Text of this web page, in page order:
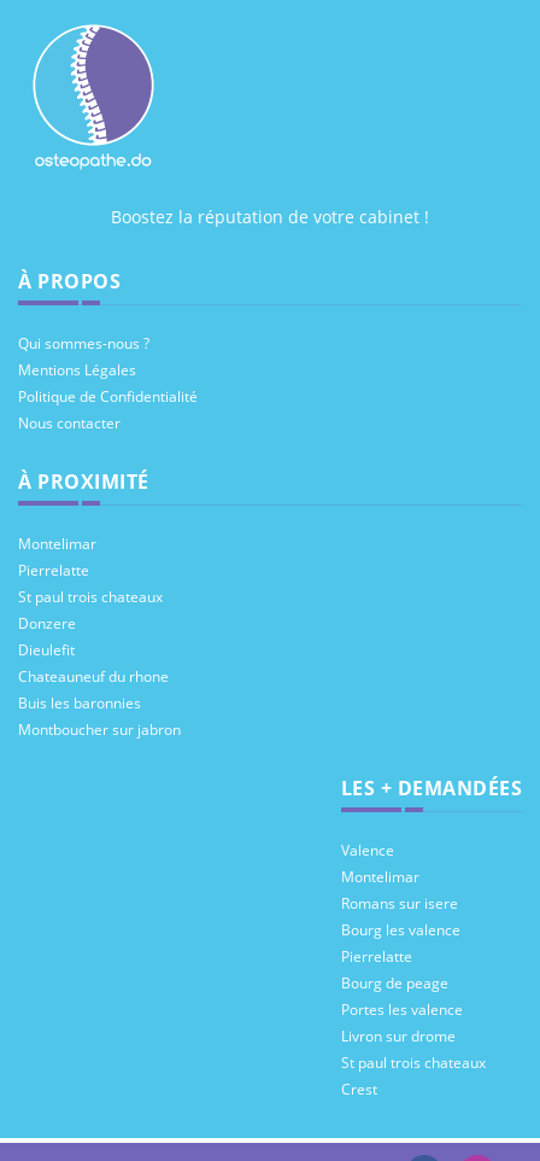
Boostez la réputation de votre cabinet !
À PROPOS
Qui sommes-nous ?
Mentions Légales
Politique de Confidentialité
Nous contacter
À PROXIMITÉ
Montelimar
Pierrelatte
St paul trois chateaux
Donzere
Dieulefit
Chateauneuf du rhone
Buis les baronnies
Montboucher sur jabron
LES + DEMANDÉES
Valence
Montelimar
Romans sur isere
Bourg les valence
Pierrelatte
Bourg de peage
Portes les valence
Livron sur drome
St paul trois chateaux
Crest